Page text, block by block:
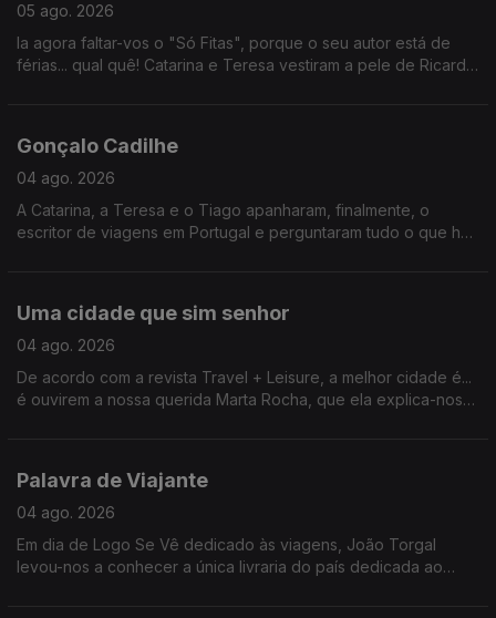
05 ago. 2026
Ia agora faltar-vos o "Só Fitas", porque o seu autor está de
férias... qual quê! Catarina e Teresa vestiram a pele de Ricardo
Gonçalo Cadilhe
04 ago. 2026
A Catarina, a Teresa e o Tiago apanharam, finalmente, o
escritor de viagens em Portugal e perguntaram tudo o que há
Uma cidade que sim senhor
04 ago. 2026
De acordo com a revista Travel + Leisure, a melhor cidade é...
é ouvirem a nossa querida Marta Rocha, que ela explica-nos
Palavra de Viajante
04 ago. 2026
Em dia de Logo Se Vê dedicado às viagens, João Torgal
levou-nos a conhecer a única livraria do país dedicada ao